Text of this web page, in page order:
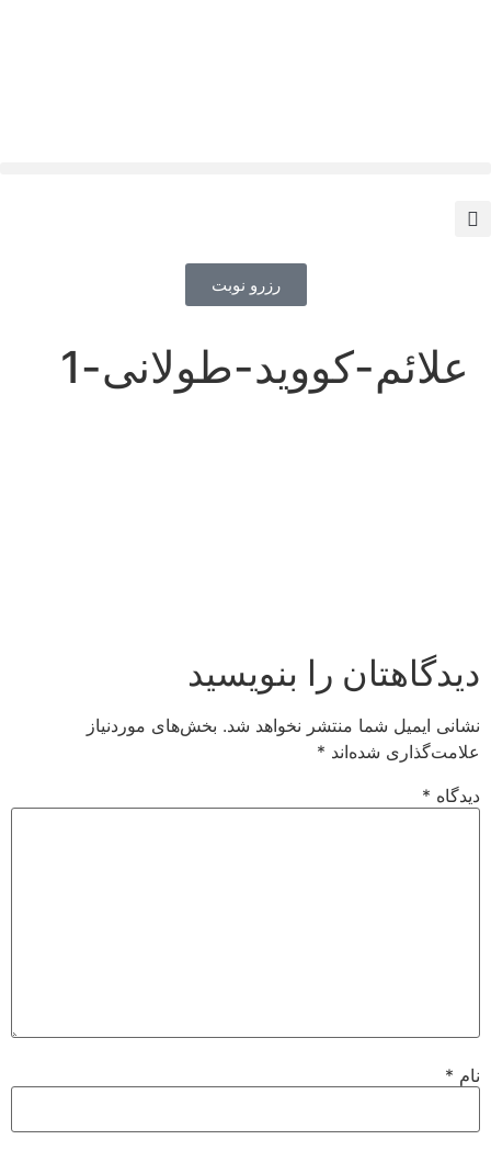
رزرو نوبت
علائم-کووید-طولانی-1
دیدگاهتان را بنویسید
نشانی ایمیل شما منتشر نخواهد شد. بخش‌های موردنیاز
علامت‌گذاری شده‌اند *
دیدگاه *
نام *